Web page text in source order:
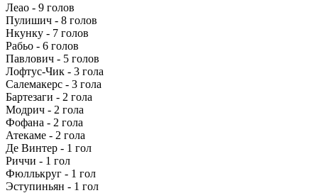
Леао - 9 голов
Пулишич - 8 голов
Нкунку - 7 голов
Рабьо - 6 голов
Павлович - 5 голов
Лофтус-Чик - 3 гола
Салемакерс - 3 гола
Бартезаги - 2 гола
Модрич - 2 гола
Фофана - 2 гола
Атекаме - 2 гола
Де Винтер - 1 гол
Риччи - 1 гол
Фюллькруг - 1 гол
Эступиньян - 1 гол